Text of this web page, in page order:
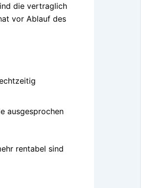
die vertraglich
vor Ablauf des
ausgesprochen
rentabel sind